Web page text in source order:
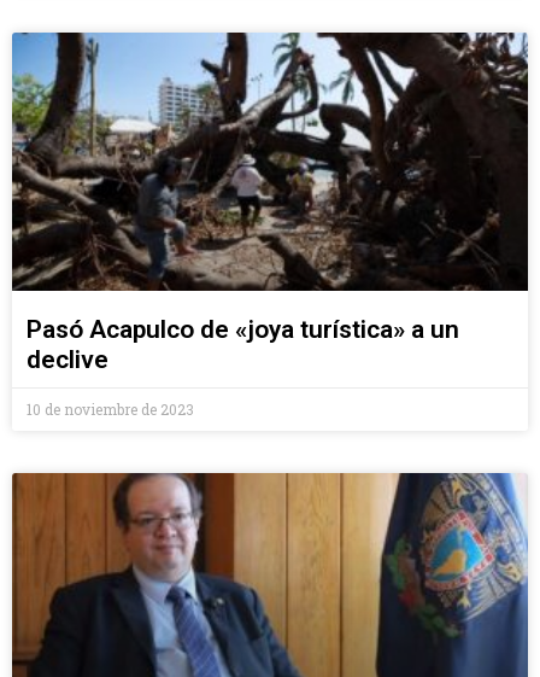
Pasó Acapulco de «joya turística» a un
declive
10 de noviembre de 2023